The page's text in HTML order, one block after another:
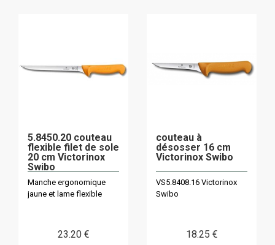
5.8450.20 couteau
flexible filet de sole
20 cm Victorinox
Swibo
Manche ergonomique
jaune et lame flexible
23.20 €
couteau à
désosser 16 cm
Victorinox Swibo
VS5.8408.16 Victorinox
Swibo
18.25 €